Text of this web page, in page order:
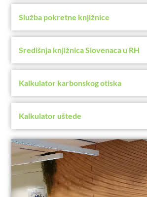
Služba pokretne knjižnice
Središnja knjižnica Slovenaca u RH
Kalkulator karbonskog otiska
Kalkulator uštede